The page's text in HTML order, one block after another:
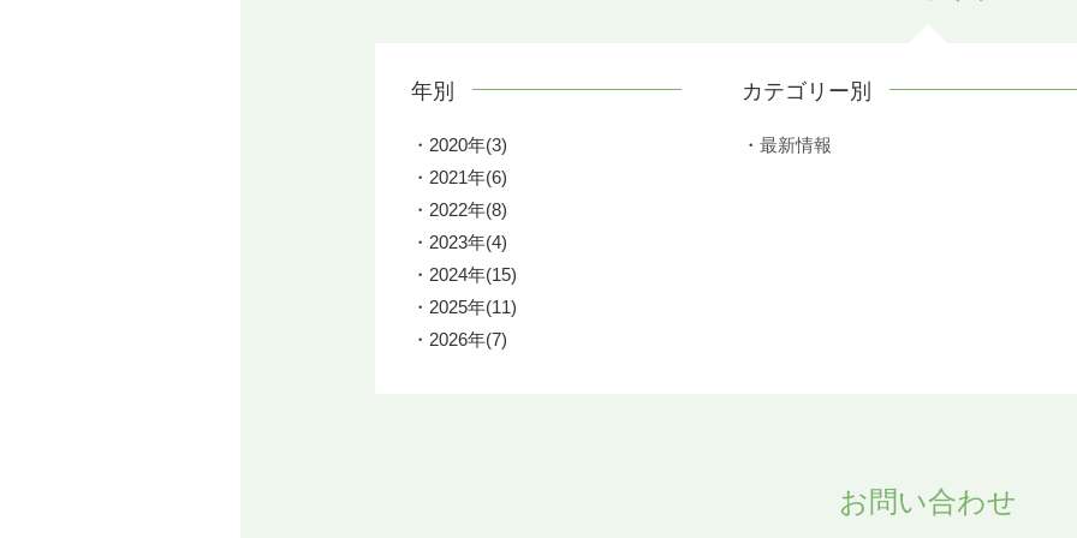
年別
2020年(3)
2021年(6)
2022年(8)
2023年(4)
2024年(15)
2025年(11)
2026年(7)
カテゴリー別
最新情報
お問い合わせ